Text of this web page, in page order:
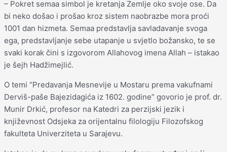
– Pokret semaa simbol je kretanja Zemlje oko svoje ose. Da
bi neko došao i prošao kroz sistem naobrazbe mora proći
1001 dan hizmeta. Semaa predstavlja savladavanje svoga
ega, predstavljanje sebe utapanje u svjetlo božansko, te se
svaki korak čini s izgovorom Allahovog imena Allah – istakao
je šejh Hadžimejlić.
O temi “Predavanja Mesnevije u Mostaru prema vakufnami
Derviš-paše Bajezidagića iz 1602. godine” govorio je prof. dr.
Munir Drkić, profesor na Katedri za perzijski jezik i
književnost Odsjeka za orijentalnu filologiju Filozofskog
fakulteta Univerziteta u Sarajevu.